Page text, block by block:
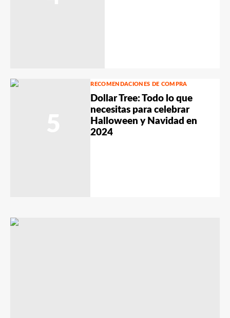
RECOMENDACIONES DE COMPRA
Dollar Tree: Todo lo que
necesitas para celebrar
Halloween y Navidad en
2024